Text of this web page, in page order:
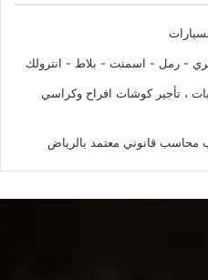
- رمل - اسمنت - بلاط - انترولك
، تأجير كوشات افراح وكراسي
قانوني معتمد بالرياض